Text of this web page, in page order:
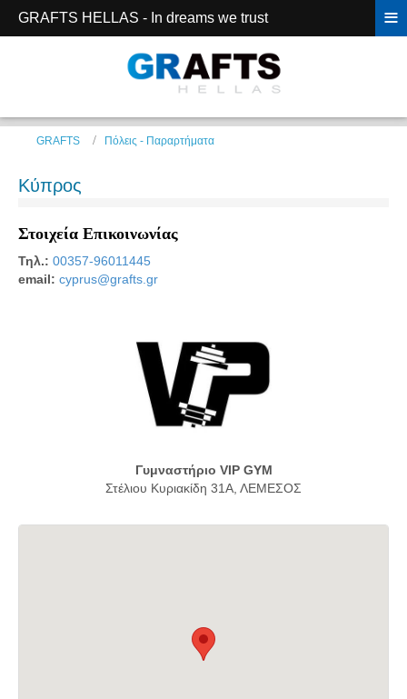
GRAFTS Πόλεις - Παραρτήματα
Κύπρος
Στοιχεία Επικοινωνίας
Τηλ.: 00357-96011445
email: cyprus@grafts.gr
Γυμναστήριο VIP GYM
Στέλιου Κυριακίδη 31Α, ΛΕΜΕΣΟΣ
GRAFTS HELLAS - In dreams we trust ≡